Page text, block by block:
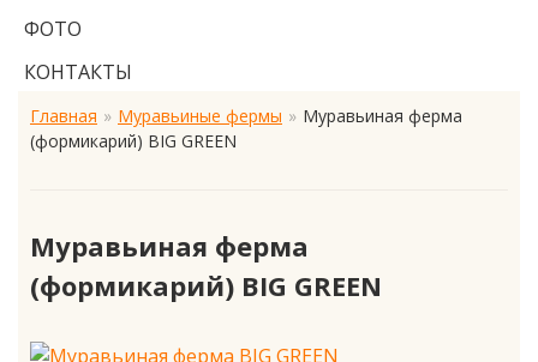
ФОТО
КОНТАКТЫ
Главная Муравьиные фермы
Муравьиная ферма
(формикарий) BIG GREEN
Муравьиная ферма
(формикарий) BIG GREEN